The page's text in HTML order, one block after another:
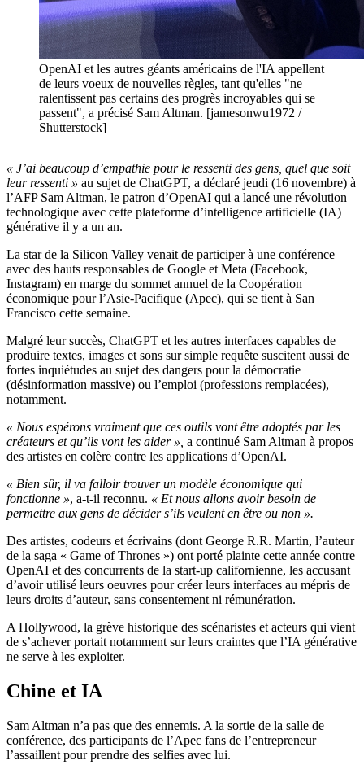
OpenAI et les autres géants américains de l'IA appellent
de leurs voeux de nouvelles règles, tant qu'elles "ne
ralentissent pas certains des progrès incroyables qui se
passent", a précisé Sam Altman. [jamesonwu1972 /
Shutterstock]
« J’ai beaucoup d’empathie pour le ressenti des gens, quel que soit
leur ressenti » au sujet de ChatGPT, a déclaré jeudi (16 novembre) à
l’AFP Sam Altman, le patron d’OpenAI qui a lancé une révolution
technologique avec cette plateforme d’intelligence artificielle (IA)
générative il y a un an.
La star de la Silicon Valley venait de participer à une conférence
avec des hauts responsables de Google et Meta (Facebook,
Instagram) en marge du sommet annuel de la Coopération
économique pour l’Asie-Pacifique (Apec), qui se tient à San
Francisco cette semaine.
Malgré leur succès, ChatGPT et les autres interfaces capables de
produire textes, images et sons sur simple requête suscitent aussi de
fortes inquiétudes au sujet des dangers pour la démocratie
(désinformation massive) ou l’emploi (professions remplacées),
notamment.
« Nous espérons vraiment que ces outils vont être adoptés par les
créateurs et qu’ils vont les aider », a continué Sam Altman à propos
des artistes en colère contre les applications d’OpenAI.
« Bien sûr, il va falloir trouver un modèle économique qui
fonctionne », a-t-il reconnu. « Et nous allons avoir besoin de
permettre aux gens de décider s’ils veulent en être ou non ».
Des artistes, codeurs et écrivains (dont George R.R. Martin, l’auteur
de la saga « Game of Thrones ») ont porté plainte cette année contre
OpenAI et des concurrents de la start-up californienne, les accusant
d’avoir utilisé leurs oeuvres pour créer leurs interfaces au mépris de
leurs droits d’auteur, sans consentement ni rémunération.
A Hollywood, la grève historique des scénaristes et acteurs qui vient
de s’achever portait notamment sur leurs craintes que l’IA générative
ne serve à les exploiter.
Chine et IA
Sam Altman n’a pas que des ennemis. A la sortie de la salle de
conférence, des participants de l’Apec fans de l’entrepreneur
l’assaillent pour prendre des selfies avec lui.